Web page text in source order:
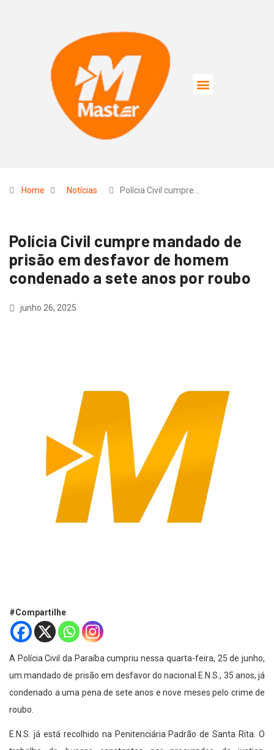
Home Notícias Polícia Civil cumpre…
Polícia Civil cumpre mandado de
prisão em desfavor de homem
condenado a sete anos por roubo
junho 26, 2025
#Compartilhe
A Polícia Civil da Paraíba cumpriu nessa quarta-feira, 25 de junho,
um mandado de prisão em desfavor do nacional E.N.S., 35 anos, já
condenado a uma pena de sete anos e nove meses pelo crime de
roubo.
E.N.S. já está recolhido na Penitenciária Padrão de Santa Rita. O